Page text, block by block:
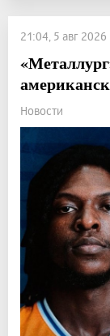
21:04, 5 авг 2026
Новости